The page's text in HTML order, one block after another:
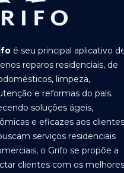
é seu principal aplicativo
reparos residenciais, de
limpeza,
e reformas do país.
soluções ágeis,
e eficazes aos
serviços residenciais
o Grifo se propõe a
clientes com os melhores